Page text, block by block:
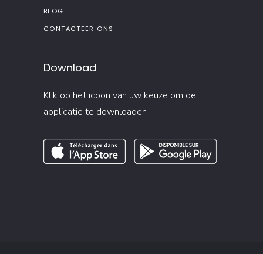
BLOG
CONTACTEER ONS
Download
Klik op het icoon van uw keuze om de
applicatie te downloaden